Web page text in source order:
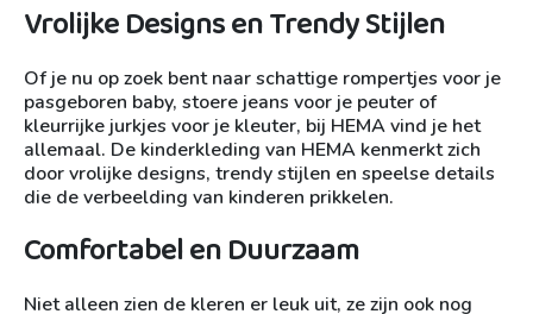
Vrolijke Designs en Trendy Stijlen
Of je nu op zoek bent naar schattige rompertjes voor je
pasgeboren baby, stoere jeans voor je peuter of
kleurrijke jurkjes voor je kleuter, bij HEMA vind je het
allemaal. De kinderkleding van HEMA kenmerkt zich
door vrolijke designs, trendy stijlen en speelse details
die de verbeelding van kinderen prikkelen.
Comfortabel en Duurzaam
Niet alleen zien de kleren er leuk uit, ze zijn ook nog